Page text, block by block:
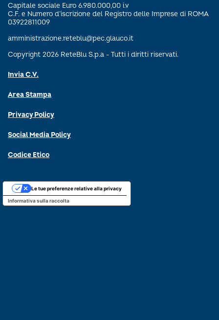
Capitale sociale Euro 6.980.000,00 i.v
C.F. e Numero d’iscrizione del Registro delle Imprese di ROMA
03922811009
amministrazione.reteblu@pec.glauco.it
Copyright 2026 ReteBlu S.p.a - Tutti i diritti riservati.
Invia C.V.
Area Stampa
Privacy Policy
Social Media Policy
Codice Etico
Informativa sulla raccolta
Le tue preferenze relative alla privacy